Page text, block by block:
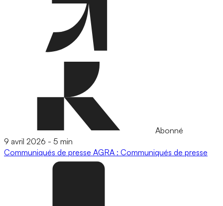
Abonné
9 avril 2026 - 5 min
Communiqués de presse AGRA : Communiqués de presse